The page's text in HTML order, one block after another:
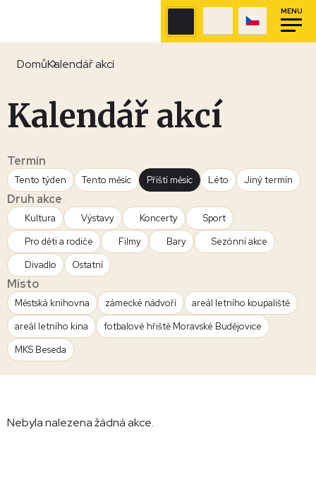
MENU
DomůKalendář akcí
Kalendář akcí
Termín
Tento týden Tento měsíc Příští měsíc Léto Jiný termín
Druh akce
Kultura Výstavy Koncerty
Sport
Pro děti a rodiče
Filmy Bary
Sezónní akce
Divadlo
Ostatní
Místo
Městská knihovna zámecké nádvoří
areál letního koupaliště
areál letního kina
fotbalové hřiště Moravské Budějovice
MKS Beseda
Nebyla nalezena žádná akce.